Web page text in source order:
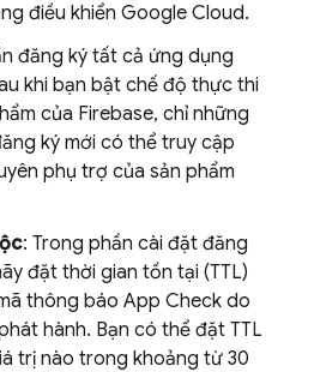
điều khiển Google Cloud.
đăng ký tất cả ứng dụng
khi bạn bật chế độ thực thi
của Firebase, chỉ những
ký mới có thể truy cập
phụ trợ của sản phẩm
: Trong phần cài đặt đăng
đặt thời gian tồn tại (TTL)
thông báo App Check do
hành. Bạn có thể đặt TTL
trị nào trong khoảng từ 30